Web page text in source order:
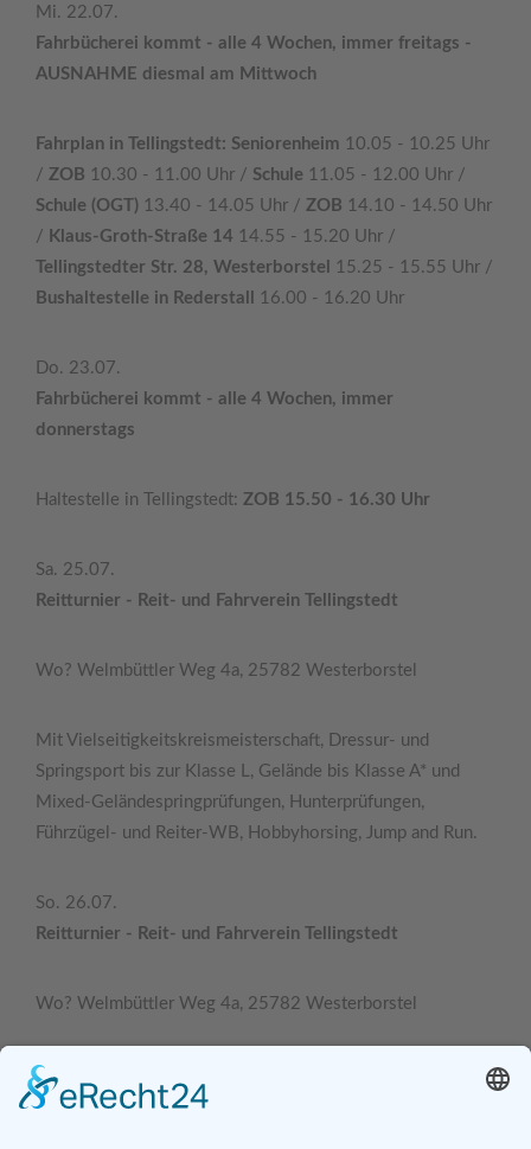
Mi. 22.07.
Fahrbücherei kommt - alle 4 Wochen, immer freitags -
AUSNAHME diesmal am Mittwoch
Fahrplan in Tellingstedt: Seniorenheim 10.05 - 10.25 Uhr
/ ZOB 10.30 - 11.00 Uhr / Schule 11.05 - 12.00 Uhr /
Schule (OGT) 13.40 - 14.05 Uhr / ZOB 14.10 - 14.50 Uhr
/ Klaus-Groth-Straße 14 14.55 - 15.20 Uhr /
Tellingstedter Str. 28, Westerborstel
15.25 - 15.55 Uhr /
Bushaltestelle in Rederstall
16.00 - 16.20 Uhr
Do. 23.07.
Fahrbücherei kommt - alle 4 Wochen, immer
donnerstags
Haltestelle in Tellingstedt: ZOB 15.50 - 16.30 Uhr
Sa. 25.07.
Reitturnier - Reit- und Fahrverein Tellingstedt
Wo? Welmbüttler Weg 4a, 25782 Westerborstel
Mit Vielseitigkeitskreismeisterschaft, Dressur- und
Springsport bis zur Klasse L, Gelände bis Klasse A* und
Mixed-Geländespringprüfungen, Hunterprüfungen,
Führzügel- und Reiter-WB, Hobbyhorsing, Jump and Run.
So. 26.07.
Reitturnier - Reit- und Fahrverein Tellingstedt
Wo? Welmbüttler Weg 4a, 25782 Westerborstel
Mit Vielseitigkeitskreismeisterschaft, Dressur- und
Springsport bis zur Klasse L, Gelände bis Klasse A* und